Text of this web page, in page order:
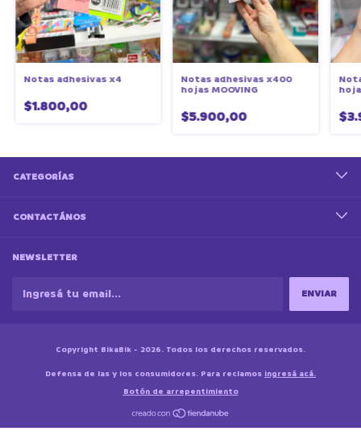
Notas adhesivas x4
$1.800,00
Notas adhesivas x400
hojas MOOVING
$5.900,00
CATEGORÍAS
CONTACTÁNOS
NEWSLETTER
Copyright BikaBik - 2026. Todos los derechos reservados.
Defensa de las y los consumidores. Para reclamos ingresá acá.
Botón de arrepentimiento